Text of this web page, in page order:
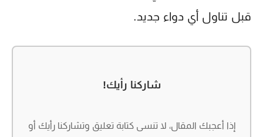
قبل تناول أي دواء جديد.
شاركنا رأيك!
إذا أعجبك المقال، لا تنسى كتابة تعليق وتشاركنا رأيك أو